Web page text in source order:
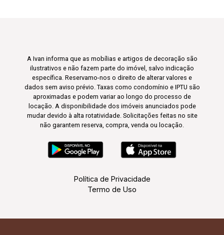
A Ivan informa que as mobílias e artigos de decoração são
ilustrativos e não fazem parte do imóvel, salvo indicação
específica. Reservamo-nos o direito de alterar valores e
dados sem aviso prévio. Taxas como condomínio e IPTU são
aproximadas e podem variar ao longo do processo de
locação. A disponibilidade dos imóveis anunciados pode
mudar devido à alta rotatividade. Solicitações feitas no site
não garantem reserva, compra, venda ou locação.
Política de Privacidade
Termo de Uso